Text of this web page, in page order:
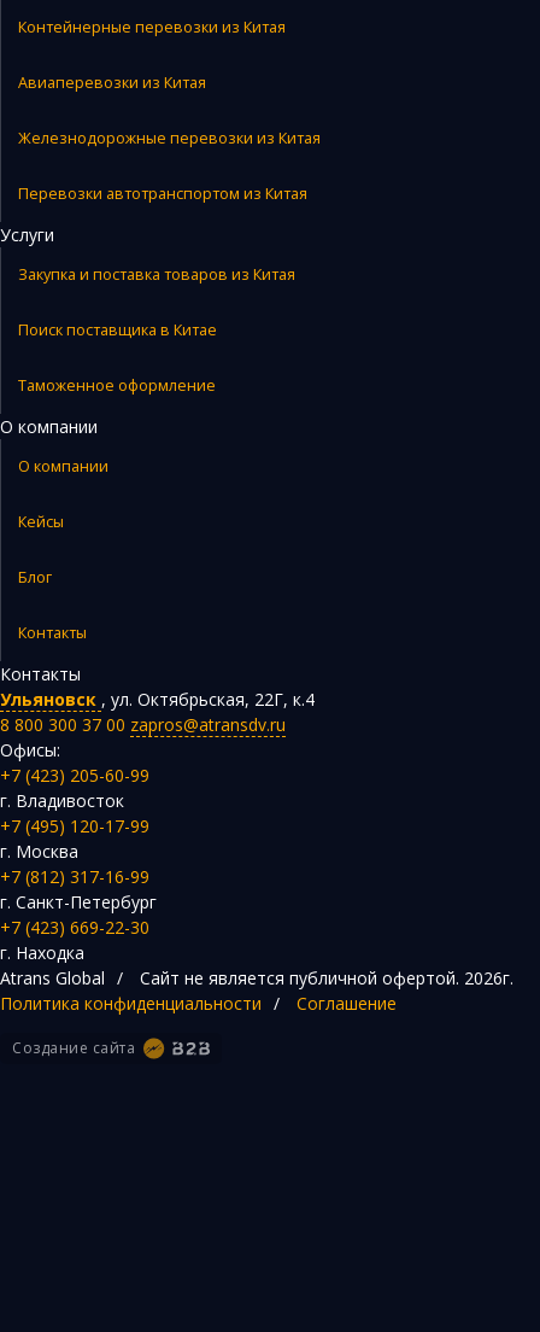
Контейнерные перевозки из Китая
Авиаперевозки из Китая
Железнодорожные перевозки из Китая
Перевозки автотранспортом из Китая
Услуги
Закупка и поставка товаров из Китая
Поиск поставщика в Китае
Таможенное оформление
О компании
О компании
Кейсы
Блог
Контакты
Контакты
Ульяновск , ул. Октябрьская, 22Г, к.4
8 800 300 37 00 zapros@atransdv.ru
Офисы:
+7 (423) 205-60-99
г. Владивосток
+7 (495) 120-17-99
г. Москва
+7 (812) 317-16-99
г. Санкт-Петербург
+7 (423) 669-22-30
г. Находка
Atrans Global / Сайт не является публичной офертой. 2026г.
Политика конфиденциальности / Соглашение
Создание сайта